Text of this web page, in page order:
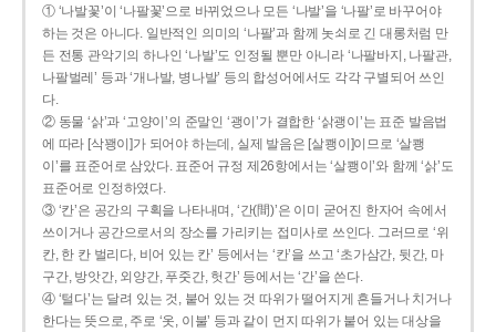
① ‘나발꽃’이 ‘나팔꽃’으로 바뀌었으나 모든 ‘나발’을 ‘나팔’로 바꾸어야
하는 것은 아니다. 일반적인 의미의 ‘나팔’과 함께 놋쇠로 긴 대롱처럼 만
든 전통 관악기의 하나인 ‘나발’도 인정될 뿐만 아니라 ‘나팔바지, 나팔관,
나팔벌레’ 등과 ‘개나발, 병나발’ 등의 합성어에서도 각각 구별되어 쓰인
다.
② 동물 ‘삵’과 ‘고양이’의 준말인 ‘괭이’가 결합한 ‘삵괭이’는 표준 발음법
에 따라 [삭꽹이]가 되어야 하는데, 실제 발음은 [살쾡이]이므로 ‘살쾡
이’를 표준어로 삼았다. 표준어 규정 제26항에서는 ‘살쾡이’와 함께 ‘삵’도
표준어로 인정하였다.
③ ‘칸’은 공간의 구획을 나타내며, ‘간(間)’은 이미 굳어진 한자어 속에서
쓰이거나 공간으로서의 장소를 가리키는 접미사로 쓰인다. 그러므로 ‘위
칸, 한 칸 벌리다, 비어 있는 칸’ 등에서는 ‘칸’을 쓰고 ‘초가삼간, 뒷간, 마
구간, 방앗간, 외양간, 푸줏간, 헛간’ 등에서는 ‘간’을 쓴다.
④ ‘털다’는 달려 있는 것, 붙어 있는 것 따위가 떨어지게 흔들거나 치거나
한다는 뜻으로, 주로 ‘옷, 이불’ 등과 같이 먼지 따위가 붙어 있는 대상을